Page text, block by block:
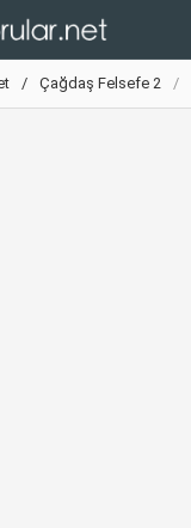
Çağdaş Felsefe 2